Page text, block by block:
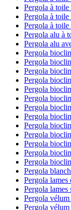
Pergola à
Pergola à
Pergola à
Pergola alu à
Pergola alu
Pergola
Pergola
Pergola
Pergola
Pergola
Pergola
Pergola
Pergola
Pergola
Pergola
Pergola
Pergola
Pergola
Pergola
Pergola lames
Pergola lames
Pergola vélum
Pergola vélum